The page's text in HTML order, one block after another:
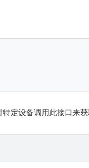
定设备调用此接口来